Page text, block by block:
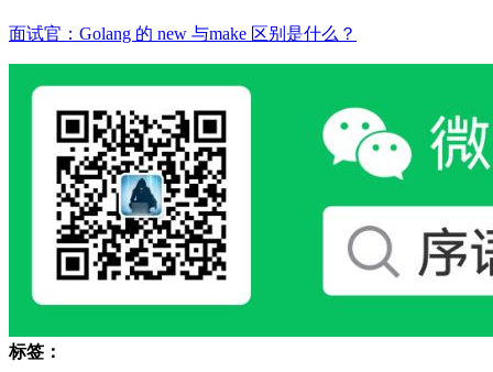
面试官：Golang 的 new 与make 区别是什么？
标签：